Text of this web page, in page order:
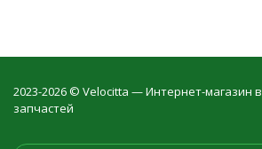
2023-2026 © Velocitta — Интернет-магазин
запчастей